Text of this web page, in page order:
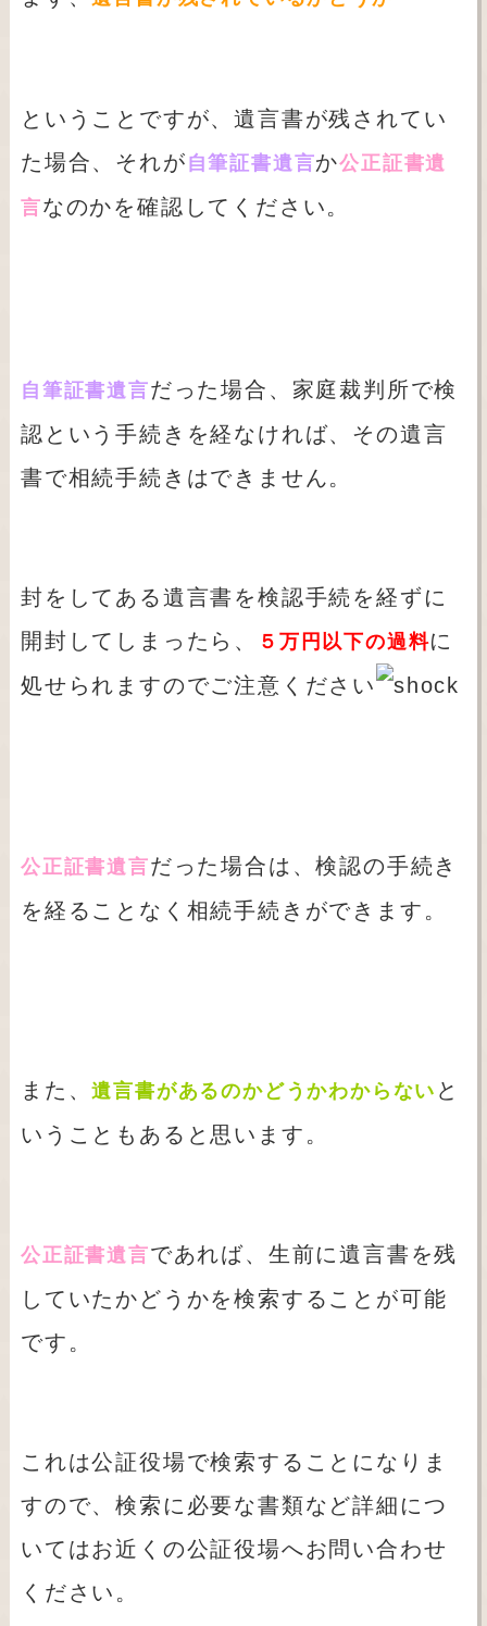
ということですが、遺言書が残されてい
た場合、それが 自筆証書遺言か公正証書遺
言なのかを確認してください。
自筆証書遺言だった場合、家庭裁判所で検
認という手続きを経なければ、その遺言
書で相続手続きはできません。
封をしてある遺言書を検認手続を経ずに
開封してしまったら、
５万円以下の過料に
処せられますのでご注意ください
公正証書遺言だった場合は、検認の手続き
を経ることなく相続手続きができます。
また、遺言書があるのかどうかわからない と
いうこともあると思います。
公正証書遺言であれば、生前に遺言書を残
していたかどうかを検索することが可能
です。
これは公証役場で検索することになりま
すので、検索に必要な書類など詳細につ
いてはお近くの公証役場へお問い合わせ
ください。